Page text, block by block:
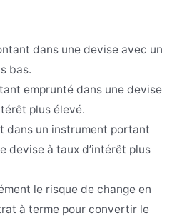
dans une devise avec un
bas.
emprunté dans une devise
plus élevé.
dans un instrument portant
devise à taux d’intérêt plus
le risque de change en
à terme pour convertir le